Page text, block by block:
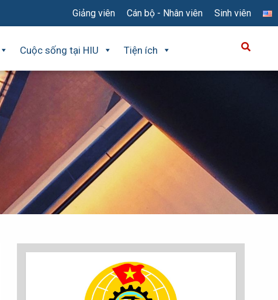
Giảng viên Cán bộ - Nhân viên Sinh viên
Cuộc sống tại HIU Tiện ích